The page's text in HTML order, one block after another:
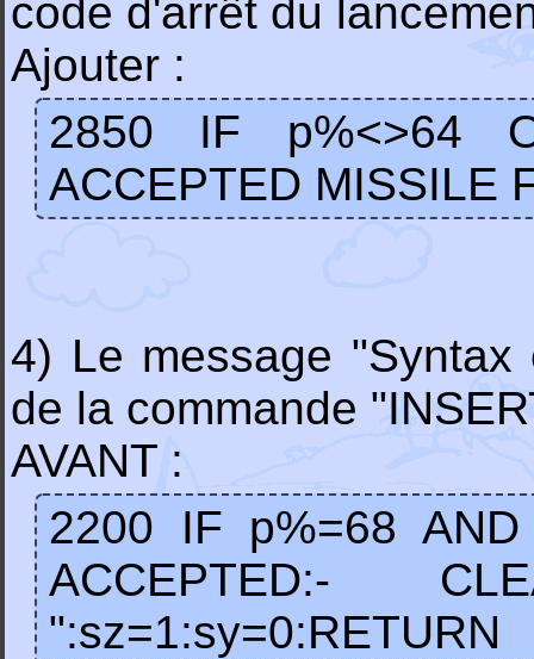
code d'arrêt du
Ajouter :
2850 IF p%<>64
ACCEPTED MISSILE
4) Le message
de la commande
AVANT :
2200 IF p%=68
ACCEPTED:-
":sz=1:sy=0:RETURN